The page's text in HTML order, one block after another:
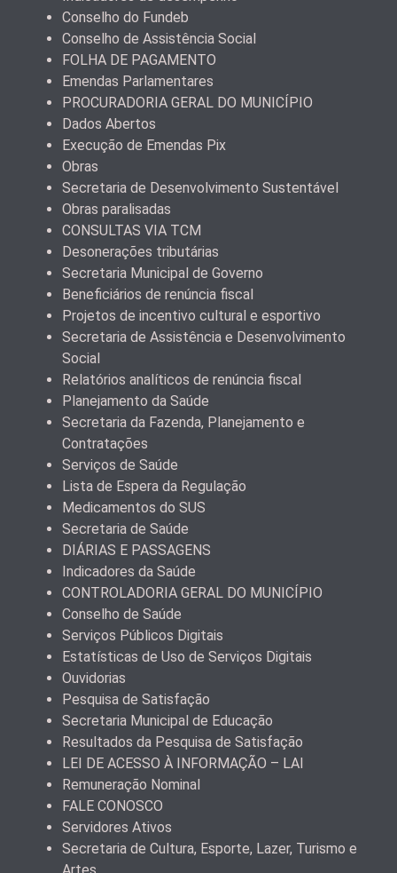
Conselho do Fundeb
Conselho de Assistência Social
FOLHA DE PAGAMENTO
Emendas Parlamentares
PROCURADORIA GERAL DO MUNICÍPIO
Dados Abertos
Execução de Emendas Pix
Obras
Secretaria de Desenvolvimento Sustentável
Obras paralisadas
CONSULTAS VIA TCM
Desonerações tributárias
Secretaria Municipal de Governo
Beneficiários de renúncia fiscal
Projetos de incentivo cultural e esportivo
Secretaria de Assistência e Desenvolvimento
Social
Relatórios analíticos de renúncia fiscal
Planejamento da Saúde
Secretaria da Fazenda, Planejamento e
Contratações
Serviços de Saúde
Lista de Espera da Regulação
Medicamentos do SUS
Secretaria de Saúde
DIÁRIAS E PASSAGENS
Indicadores da Saúde
CONTROLADORIA GERAL DO MUNICÍPIO
Conselho de Saúde
Serviços Públicos Digitais
Estatísticas de Uso de Serviços Digitais
Ouvidorias
Pesquisa de Satisfação
Secretaria Municipal de Educação
Resultados da Pesquisa de Satisfação
LEI DE ACESSO À INFORMAÇÃO – LAI
Remuneração Nominal
FALE CONOSCO
Servidores Ativos
Secretaria de Cultura, Esporte, Lazer, Turismo e